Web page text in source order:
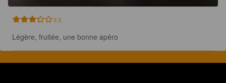
3.3
Légère, fruitée, une bonne apéro